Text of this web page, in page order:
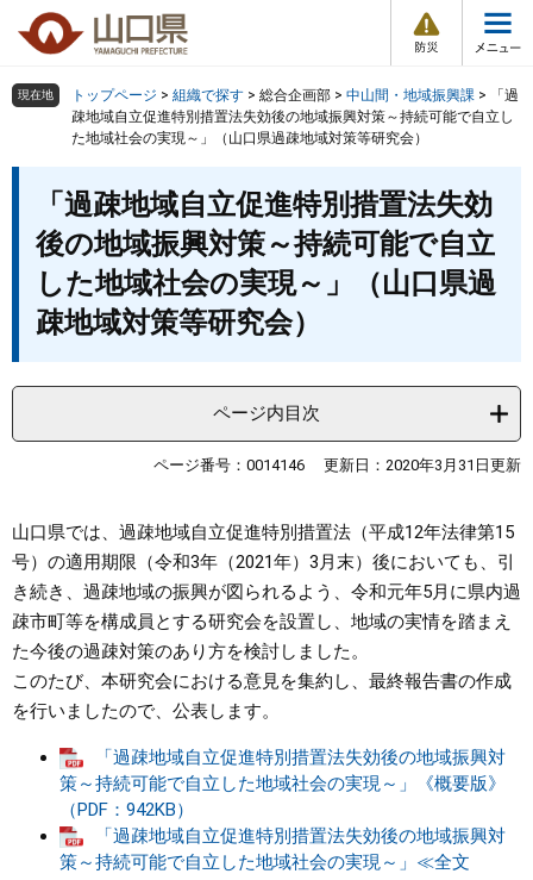
の
で
ー
ば
情
報
メ
ュ
組織で探す
トップページ
くらし・環境
健康・福祉
教育・文化・スポーツ
まちづくり
県政情報
検索の仕方 組織で探す サイトマップで探す
現在地 トップページ > 組織で探す > 総合企画部 > 中山間・地域振興課 >
「過
疎地域自立促進特別措置法失効後の地域振興対策～持続可能で自立し
た地域社会の実現～」（山口県過疎地域対策等研究会）
「過疎地域自立促進特別措置法失効
後の地域振興対策～持続可能で自立
した地域社会の実現～」（山口県過
疎地域対策等研究会）
ページ内目次
ページ番号：0014146 更新日：2020年3月31日更新
山口県では、過疎地域自立促進特別措置法（平成12年法律第15
号）の適用期限（令和3年（2021年）3月末）後においても、引
き続き、過疎地域の振興が図られるよう、令和元年5月に県内過
疎市町等を構成員とする研究会を設置し、地域の実情を踏まえ
た今後の過疎対策のあり方を検討しました。
このたび、本研究会における意見を集約し、最終報告書の作成
を行いましたので、公表します。
「過疎地域自立促進特別措置法失効後の地域振興対
策～持続可能で自立した地域社会の実現～」《概要版》
（PDF：942KB）
「過疎地域自立促進特別措置法失効後の地域振興対
策～持続可能で自立した地域社会の実現～」≪全文